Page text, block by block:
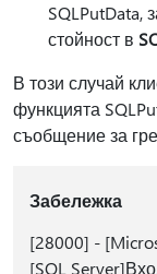
SQLPutData,
стойност в
В този случай
функцията
съобщение за
Забележка
[28000] -
[SQL